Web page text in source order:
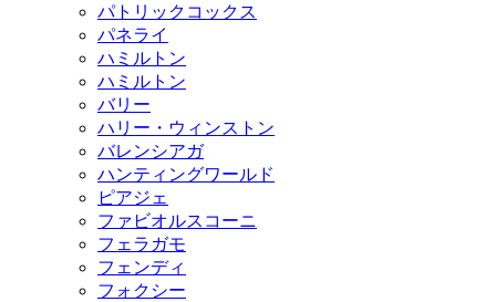
パトリックコックス
パネライ
ハミルトン
ハミルトン
バリー
ハリー・ウィンストン
バレンシアガ
ハンティングワールド
ピアジェ
ファビオルスコーニ
フェラガモ
フェンディ
フォクシー